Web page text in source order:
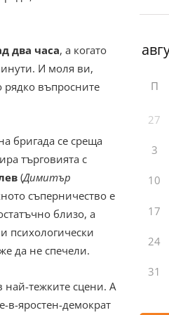
два часа, а когато
И моля ви,
рядко въпросните
бригада се среща
търговията с
(Димитър
съперничество е
близо, а
психологически
да не спечели.
тежките сцени. А
в-яростен-демократ
П
27
3
10
17
24
31